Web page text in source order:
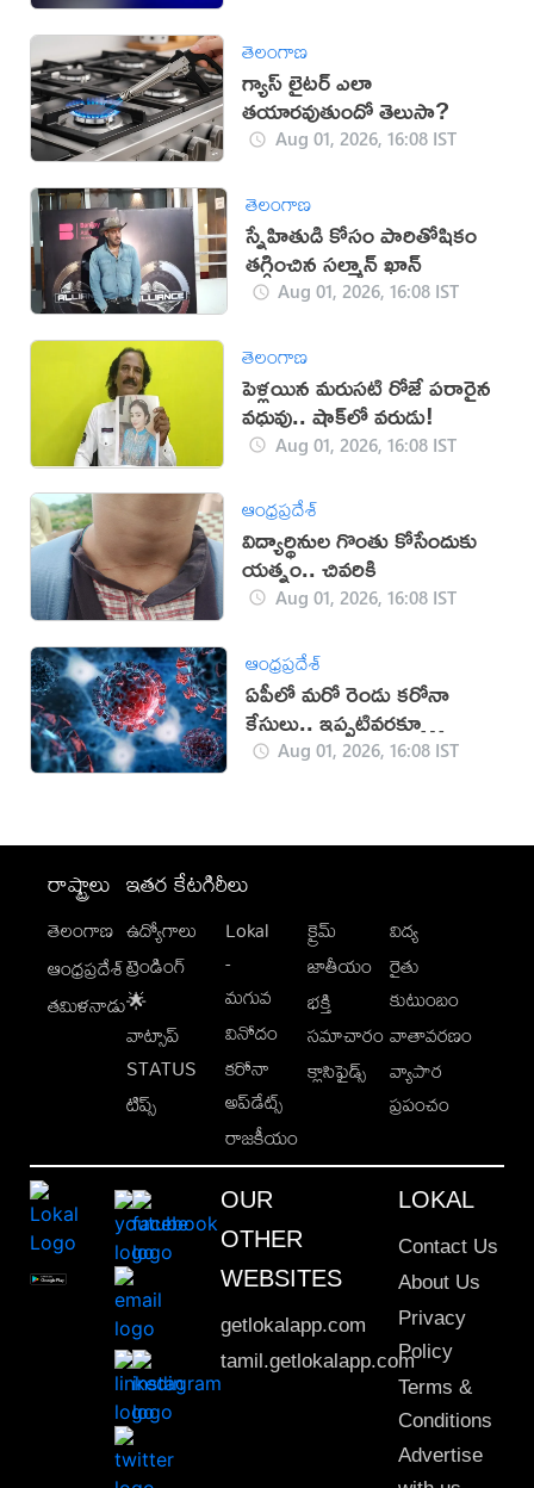
తెలంగాణ
గ్యాస్ లైటర్ ఎలా
తయారవుతుందో తెలుసా?
Aug 01, 2026, 16:08 IST
తెలంగాణ
స్నేహితుడి కోసం పారితోషికం
తగ్గించిన సల్మాన్ ఖాన్
Aug 01, 2026, 16:08 IST
తెలంగాణ
పెళ్లయిన మరుసటి రోజే పరారైన
వధువు.. షాక్‌లో వరుడు!
Aug 01, 2026, 16:08 IST
ఆంధ్రప్రదేశ్
విద్యార్థినుల గొంతు కోసేందుకు
యత్నం.. చివరికి
Aug 01, 2026, 16:08 IST
ఆంధ్రప్రదేశ్
ఏపీలో మరో రెండు కరోనా
కేసులు.. ఇప్పటివరకూ
ఎన్నంటే?
Aug 01, 2026, 16:08 IST
రాష్ట్రాలు
తెలంగాణ
ఆంధ్రప్రదేశ్
తమిళనాడు
ఇతర కేటగిరీలు
ఉద్యోగాలు
ట్రెండింగ్
🌟
వాట్సాప్
STATUS
టిప్స్
Lokal
-
మగువ
వినోదం
కరోనా
అప్‌డేట్స్
రాజకీయం
క్రైమ్
జాతీయం
భక్తి
సమాచారం
క్లాసిఫైడ్స్
విద్య
రైతు
కుటుంబం
వాతావరణం
వ్యాపార
ప్రపంచం
OUR
OTHER
WEBSITES
getlokalapp.com
tamil.getlokalapp.com
LOKAL
Contact Us
About Us
Privacy
Policy
Terms &
Conditions
Advertise